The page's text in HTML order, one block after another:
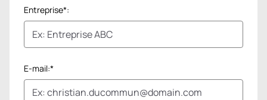
Entreprise*:
E-mail:*